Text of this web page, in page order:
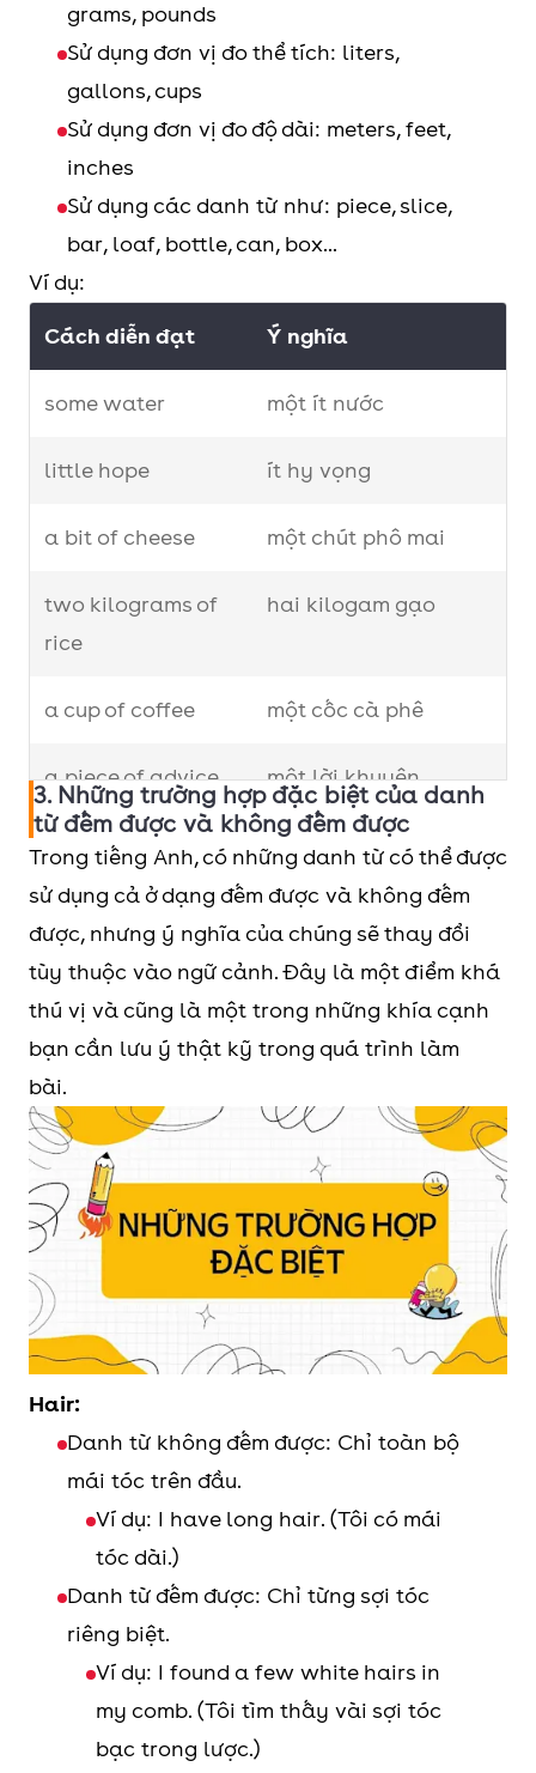
Patience
grams, pounds
Sử dụng đơn vị đo thể tích: liters,
gallons, cups
Sử dụng đơn vị đo độ dài: meters, feet,
inches
Sử dụng các danh từ như: piece, slice,
bar, loaf, bottle, can, box...
Ví dụ:
Cách diễn đạt Ý nghĩa
some water một ít nước
little hope ít hy vọng
a bit of cheese một chút phô mai
two kilograms of
rice
hai kilogam gạo
a cup of coffee một cốc cà phê
a piece of advice một lời khuyên
a loaf of bread một ổ bánh mì
a tube of
toothpaste
một tuýp kem đánh
răng
a scoop of ice
cream
một muỗng kem
a peal of laughter một tràng cười
a clove of garlic một nhánh tỏi
3. Những trường hợp đặc biệt của danh
từ đếm được và không đếm được
Trong tiếng Anh, có những danh từ có thể được
sử dụng cả ở dạng đếm được và không đếm
được, nhưng ý nghĩa của chúng sẽ thay đổi
tùy thuộc vào ngữ cảnh. Đây là một điểm khá
thú vị và cũng là một trong những khía cạnh
bạn cần lưu ý thật kỹ trong quá trình làm
bài.
Hair:
Danh từ không đếm được: Chỉ toàn bộ
mái tóc trên đầu.
Ví dụ: I have long hair. (Tôi có mái
tóc dài.)
Danh từ đếm được: Chỉ từng sợi tóc
riêng biệt.
Ví dụ: I found a few white hairs in
my comb. (Tôi tìm thấy vài sợi tóc
bạc trong lược.)